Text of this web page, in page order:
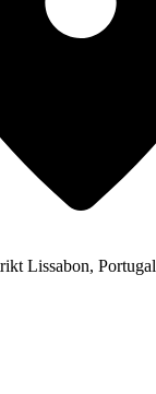
Lissabon, Portugal